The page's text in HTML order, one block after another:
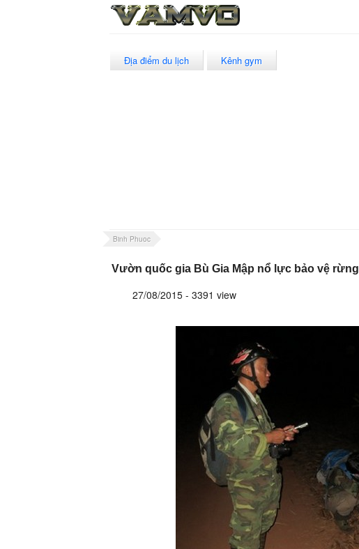
Địa điểm du lịch Kênh gym
Binh Phuoc
Vườn quốc gia Bù Gia Mập nổ lực bảo vệ rừng
27/08/2015 - 3391 view